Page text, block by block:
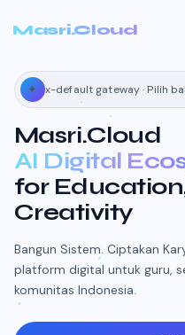
Masri.Cloud
✦ x-default gateway · Pilih
Masri.Cloud
AI Digital
for
Creativity
Bangun Sistem. Ciptakan
platform digital untuk guru,
komunitas Indonesia.